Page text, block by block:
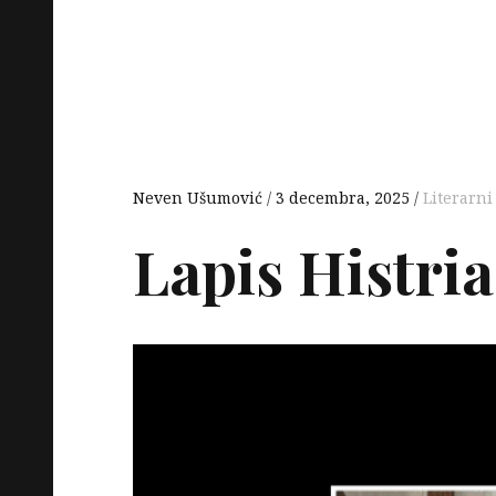
Neven Ušumović 3 decembra, 2025 Literarni
Lapis